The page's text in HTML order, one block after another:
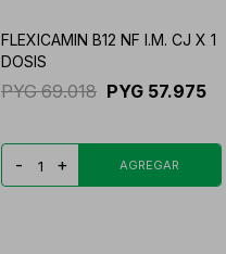
FLEXICAMIN B12 NF I.M. CJ X 1
DOSIS
PYG 69.018 PYG 57.975
- +